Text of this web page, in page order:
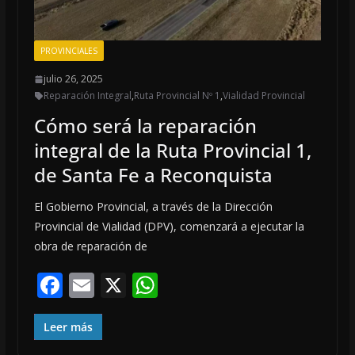
PROVINCIALES
julio 26, 2025
Reparación Integral,Ruta Provincial Nº 1 ,Vialidad Provincial
Cómo será la reparación
integral de la Ruta Provincial 1,
de Santa Fe a Reconquista
El Gobierno Provincial, a través de la Dirección
Provincial de Vialidad (DPV), comenzará a ejecutar la
obra de reparación de
F
ac
e
E
m
ai
X W
Leer más